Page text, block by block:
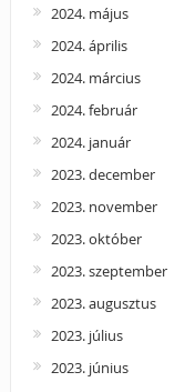
2024. május
2024. április
2024. március
2024. február
2024. január
2023. december
2023. november
2023. október
2023. szeptember
2023. augusztus
2023. július
2023. június